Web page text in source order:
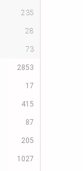
235
28
73
2853
17
415
87
205
1027